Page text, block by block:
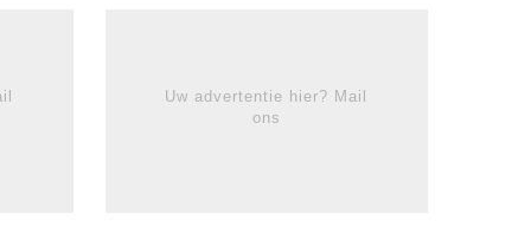
Uw advertentie hier? Mail
ons